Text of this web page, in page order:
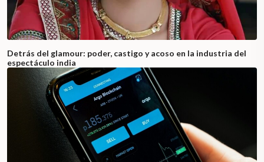
Detrás del glamour: poder, castigo y acoso en la industria del
espectáculo india